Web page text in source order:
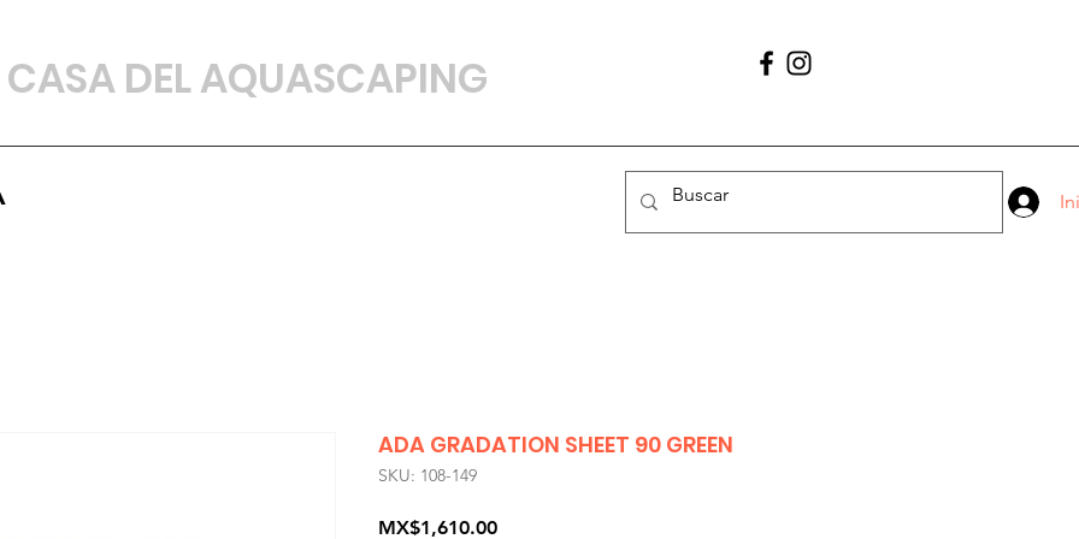
CASA DEL AQUASCAPING
ADA GRADATION SHEET 90 GREEN
SKU: 108-149
MX$1,610.00Precio